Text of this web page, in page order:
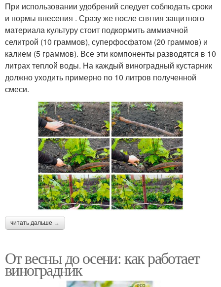
При использовании удобрений следует соблюдать сроки
и нормы внесения . Сразу же после снятия защитного
материала культуру стоит подкормить аммиачной
селитрой (10 граммов), суперфосфатом (20 граммов) и
калием (5 граммов). Все эти компоненты разводятся в 10
литрах теплой воды. На каждый виноградный кустарник
должно уходить примерно по 10 литров полученной
смеси.
читать дальше →
От весны до осени: как работает
виноградник